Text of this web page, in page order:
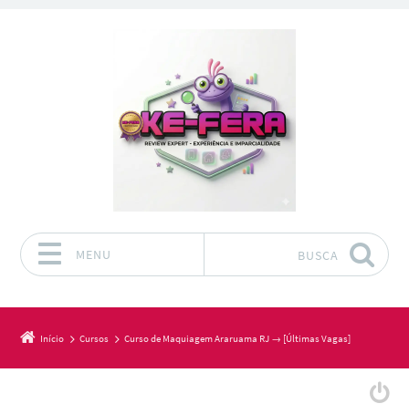
MENU BUSCA
Início Cursos Curso de Maquiagem Araruama RJ → [Últimas Vagas]